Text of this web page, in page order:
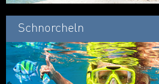
Schnorcheln